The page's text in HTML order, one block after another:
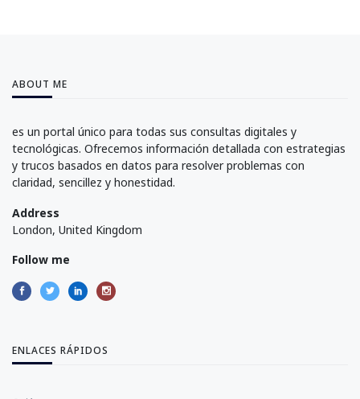
ABOUT ME
es un portal único para todas sus consultas digitales y
tecnológicas. Ofrecemos información detallada con estrategias
y trucos basados en datos para resolver problemas con
claridad, sencillez y honestidad.
Address
London, United Kingdom
Follow me
ENLACES RÁPIDOS